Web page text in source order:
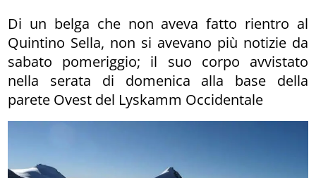
Di un belga che non aveva fatto rientro al
Quintino Sella, non si avevano più notizie da
sabato pomeriggio; il suo corpo avvistato
nella serata di domenica alla base della
parete Ovest del Lyskamm Occidentale